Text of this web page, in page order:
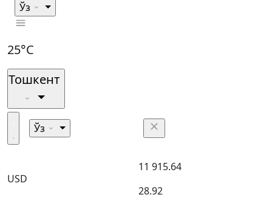
Ўз
25°C
Тошкент
Ўз
USD
11 915.64
28.92